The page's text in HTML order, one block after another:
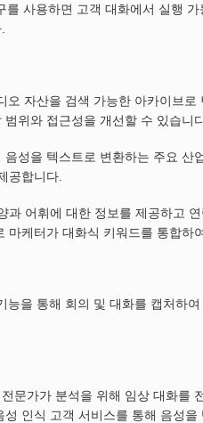
를 사용하면 고객 대화에서 실행
자산을 검색 가능한 아카이브로
위와 접근성을 개선할 수 있습니
성을 텍스트로 변환하는 주요
공합니다.
과 어휘에 대한 정보를 제공하고
마케터가 대화식 키워드를 통합하
을 통해 회의 및 대화를 캡처하
문가가 분석을 위해 임상 대화를
인식 고객 서비스를 통해 음성